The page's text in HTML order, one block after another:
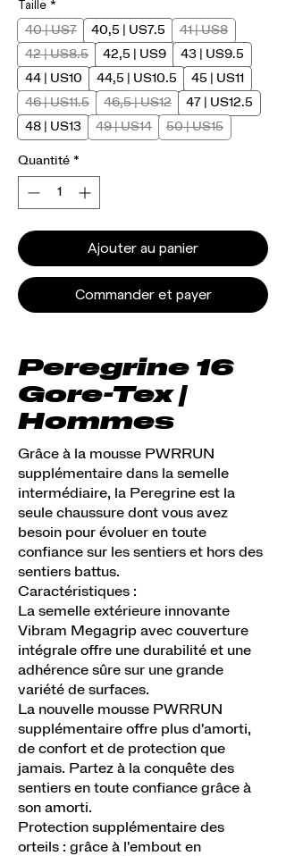
Taille *
40 | US7 40,5 | US7.5
41 | US8
42 | US8.5
42,5 | US9
43 | US9.5
44 | US10
44,5 | US10.5
45 | US11
46 | US11.5
46,5 | US12
47 | US12.5
48 | US13
49 | US14 50 | US15
Quantité *
Ajouter au panier
Commander et payer
Peregrine 16
Gore-Tex |
Hommes
Grâce à la mousse PWRRUN
supplémentaire dans la semelle
intermédiaire, la Peregrine est la
seule chaussure dont vous avez
besoin pour évoluer en toute
confiance sur les sentiers et hors des
sentiers battus.
Caractéristiques :
La semelle extérieure innovante
Vibram Megagrip avec couverture
intégrale offre une durabilité et une
adhérence sûre sur une grande
variété de surfaces.
La nouvelle mousse PWRRUN
supplémentaire offre plus d'amorti,
de confort et de protection que
jamais. Partez à la conquête des
sentiers en toute confiance grâce à
son amorti.
Protection supplémentaire des
orteils : grâce à l'embout en